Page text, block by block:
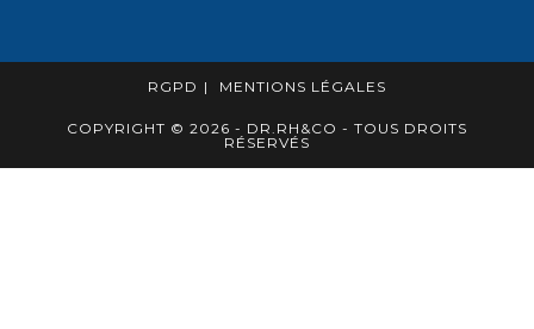
RGPD MENTIONS LÉGALES
COPYRIGHT © 2026 - DR.RH&CO - TOUS DROITS
RÉSERVÉS